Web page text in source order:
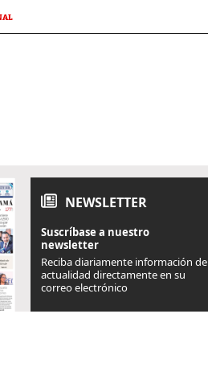
NEWSLETTER
Suscríbase a nuestro
newsletter
Reciba diariamente información de
actualidad directamente en su
correo electrónico